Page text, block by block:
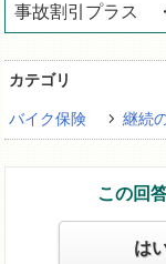
事故割引プラス
カテゴリ
バイク保険 継続
この回
は